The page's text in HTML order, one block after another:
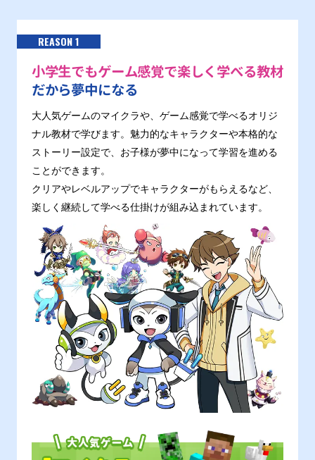
REASON 1
小学生でもゲーム感覚で楽しく学べる教材
だから夢中になる
大人気ゲームのマイクラや、ゲーム感覚で学べるオリジ
ナル教材で学びます。魅力的なキャラクターや本格的な
ストーリー設定で、お子様が夢中になって学習を進める
ことができます。
クリアやレベルアップでキャラクターがもらえるなど、
楽しく継続して学べる仕掛けが組み込まれています。